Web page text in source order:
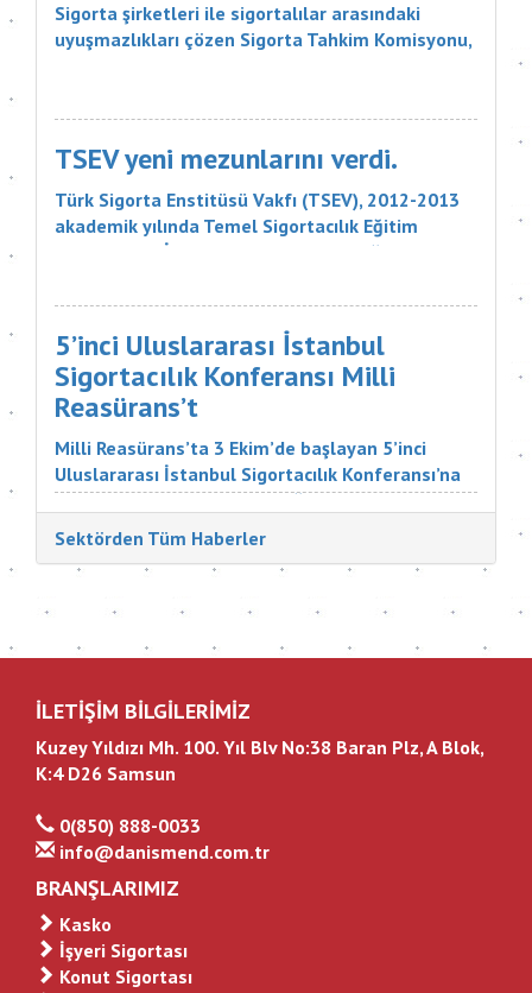
Sigorta şirketleri ile sigortalılar arasındaki
uyuşmazlıkları çözen Sigorta Tahkim Komisyonu,
liralık tazminatı ödemesine karar verdi. Sigorta
Tahkim Komisyonu M...
TSEV yeni mezunlarını verdi.
Türk Sigorta Enstitüsü Vakfı (TSEV), 2012-2013
akademik yılında Temel Sigortacılık Eğitim
Programı ve İleri Düzey Sigortacılık Eğitim
tamamlayan öğrencilerini mezun etti. Sigorta
şirketlerinin &uu...
5’inci Uluslararası İstanbul
Sigortacılık Konferansı Milli
Reasürans’t
Milli Reasürans’ta 3 Ekim’de başlayan 5’inci
Uluslararası İstanbul Sigortacılık Konferansı’na
Türkiye ve dünyadan çok değerli katılımcılar
katıldı. Sigorta Tatbikatçıları Derneği'nin
düzenlediği konferansın aç...
Sektörden Tüm Haberler
İLETİŞİM BİLGİLERİMİZ
Kuzey Yıldızı Mh. 100. Yıl Blv No:38 Baran Plz, A Blok,
K:4 D26 Samsun
0(850) 888-0033
info@danismend.com.tr
BRANŞLARIMIZ
Kasko
İşyeri Sigortası
Konut Sigortası